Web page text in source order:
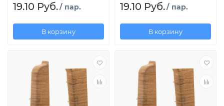
19.10 Руб./ пар.
В корзину
19.10 Руб./ пар.
В корзину